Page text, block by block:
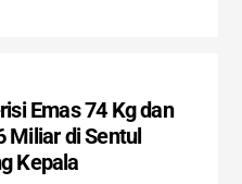
Emas 74 Kg dan
Miliar di Sentul
Kepala